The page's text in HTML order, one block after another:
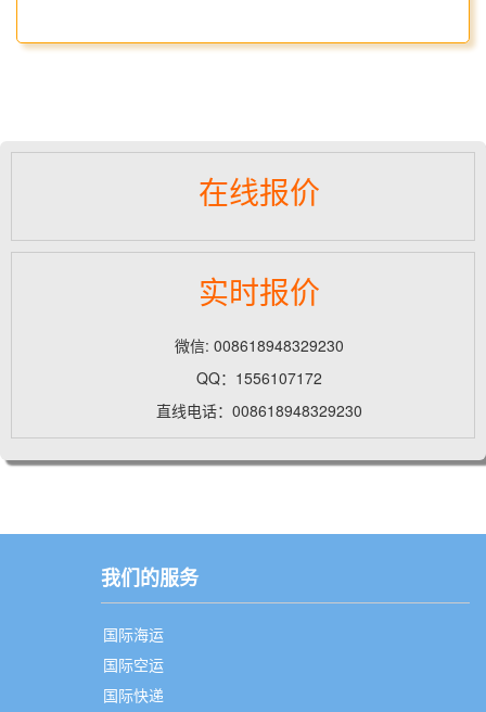
在线报价
实时报价
微信: 008618948329230
QQ：1556107172
直线电话：008618948329230
我们的服务
国际海运
国际空运
国际快递